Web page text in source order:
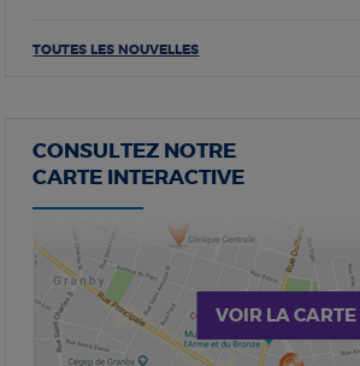
TOUTES LES NOUVELLES
CONSULTEZ NOTRE
CARTE INTERACTIVE
VOIR LA CARTE